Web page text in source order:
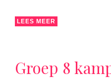
LEES MEER
Groep 8